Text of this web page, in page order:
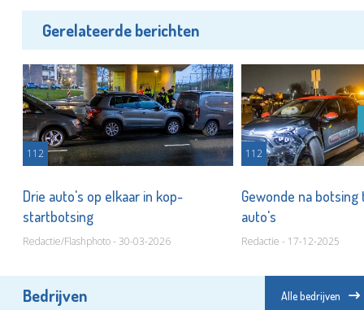
Gerelateerde berichten
112
Drie auto's op elkaar in kop-
startbotsing
Redactie/Flashphoto - 30-03-2026
112
Gewonde na
auto's
Redactie - 17-12-2025
Bedrijven Alle bedrijven